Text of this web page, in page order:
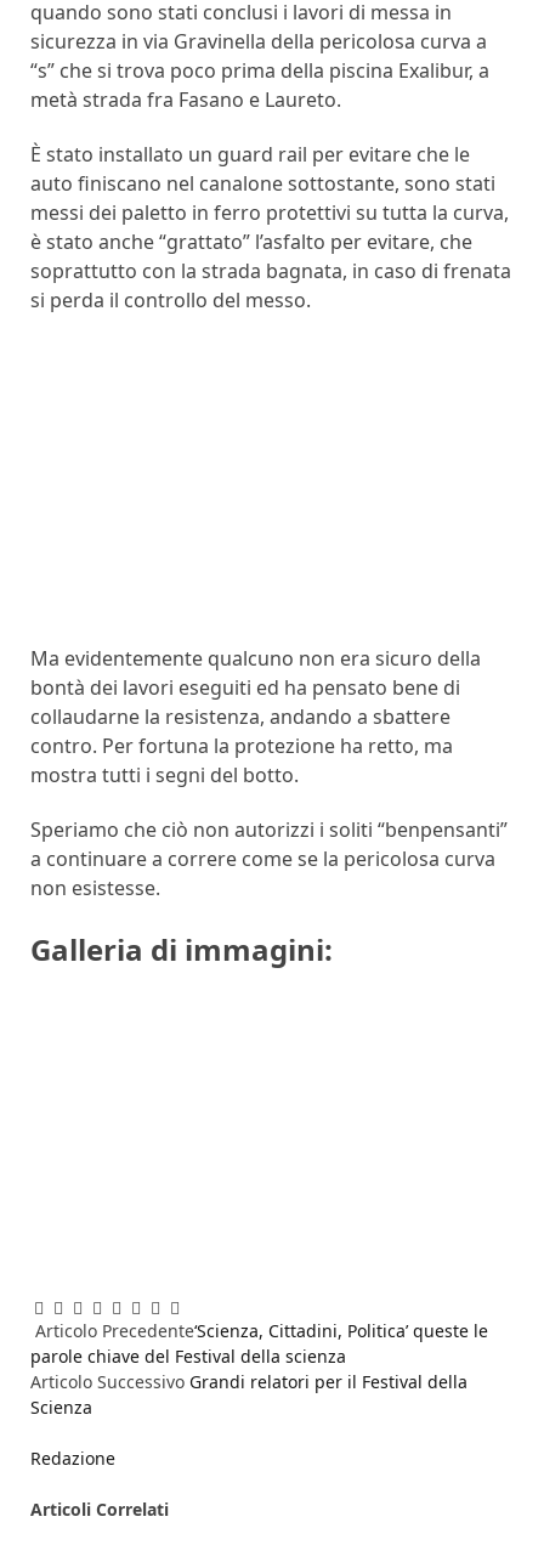
quando sono stati conclusi i lavori di messa in
sicurezza in via Gravinella della pericolosa curva a
“s” che si trova poco prima della piscina Exalibur, a
metà strada fra Fasano e Laureto.
È stato installato un guard rail per evitare che le
auto finiscano nel canalone sottostante, sono stati
messi dei paletto in ferro protettivi su tutta la curva,
è stato anche “grattato” l’asfalto per evitare, che
soprattutto con la strada bagnata, in caso di frenata
si perda il controllo del messo.
Ma evidentemente qualcuno non era sicuro della
bontà dei lavori eseguiti ed ha pensato bene di
collaudarne la resistenza, andando a sbattere
contro. Per fortuna la protezione ha retto, ma
mostra tutti i segni del botto.
Speriamo che ciò non autorizzi i soliti “benpensanti”
a continuare a correre come se la pericolosa curva
non esistesse.
Galleria di immagini:
Facebook
Twitter
Pinterest
LinkedIn
Reddit
WhatsApp
Telegram
Email
Articolo Precedente‘Scienza, Cittadini, Politica’ queste le
parole chiave del Festival della scienza
Articolo Successivo Grandi relatori per il Festival della
Scienza
Redazione
Articoli Correlati